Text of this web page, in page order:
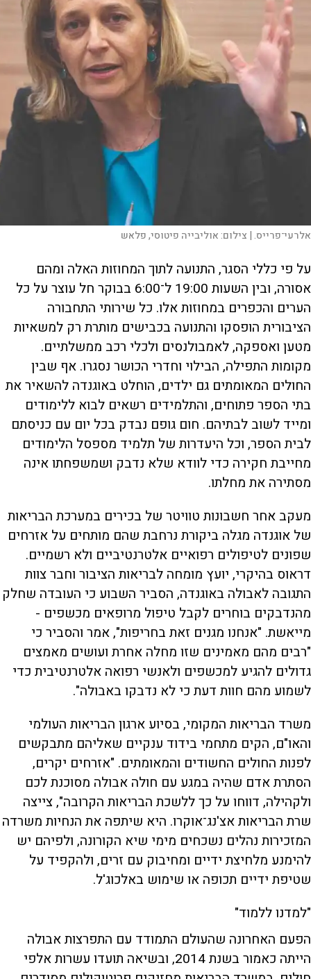
אלרעי־פרייס. | צילום:אוליבייה פיטוסי, פלאש
על פי כללי הסגר, התנועה לתוך המחוזות האלה ומהם
אסורה, ובין השעות 19:00 ל־6:00 בבוקר חל עוצר על כל
הערים והכפרים במחוזות אלו. כל שירותי התחבורה
הציבורית הופסקו והתנועה בכבישים מותרת רק למשאיות
מטען ואספקה, לאמבולנסים ולכלי רכב ממשלתיים.
מקומות התפילה, הבילוי וחדרי הכושר נסגרו. אף שבין
החולים המאומתים גם ילדים, הוחלט באוגנדה להשאיר את
בתי הספר פתוחים, והתלמידים רשאים לבוא ללימודים
ומייד לשוב לבתיהם. חום גופם נבדק בכל יום עם כניסתם
לבית הספר, וכל היעדרות של תלמיד מספסל הלימודים
מחייבת חקירה כדי לוודא שלא נדבק ושמשפחתו אינה
מסתירה את מחלתו.
מעקב אחר חשבונות טוויטר של בכירים במערכת הבריאות
של אוגנדה מגלה ביקורת נרחבת שהם מותחים על אזרחים
שפונים לטיפולים רפואיים אלטרנטיביים ולא רשמיים.
דראוס בהיקרי, יועץ מומחה לבריאות הציבור וחבר צוות
התגובה לאבולה באוגנדה, הסביר השבוע כי העובדה שחלק
מהנדבקים בוחרים לקבל טיפול מרופאים מכשפים -
מייאשת. "אנחנו מגנים זאת בחריפות", אמר והסביר כי
"רבים מהם מאמינים שזו מחלה אחרת ועושים מאמצים
גדולים להגיע למכשפים ולאנשי רפואה אלטרנטיבית כדי
לשמוע מהם חוות דעת כי לא נדבקו באבולה".
משרד הבריאות המקומי, בסיוע ארגון הבריאות העולמי
והאו"ם, הקים מתחמי בידוד ענקיים שאליהם מתבקשים
לפנות החולים החשודים והמאומתים. "אזרחים יקרים,
הסתרת אדם שהיה במגע עם חולה אבולה מסוכנת לכם
ולקהילה, דווחו על כך ללשכת הבריאות הקרובה", צייצה
שרת הבריאות אצ'נג־אוקרו. היא שיתפה את הנחיות משרדה
המזכירות נהלים נשכחים מימי שיא הקורונה, ולפיהם יש
להימנע מלחיצת ידיים ומחיבוק עם זרים, ולהקפיד על
שטיפת ידיים תכופה או שימוש באלכוג'ל.
"למדנו ללמוד"
הפעם האחרונה שהעולם התמודד עם התפרצות אבולה
הייתה כאמור בשנת 2014, ובשיאה תועדו עשרות אלפי